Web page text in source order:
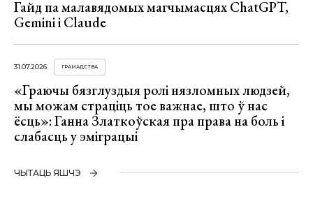
Гайд па малавядомых магчымасцях ChatGPT,
Gemini і Claude
31.07.2026 ГРАМАДСТВА
«Граючы бязглуздыя ролі нязломных людзей,
мы можам страціць тое важнае, што ў нас
ёсць»: Ганна Златкоўская пра права на боль і
слабасць у эміграцыі
ЧЫТАЦЬ ЯШЧЭ